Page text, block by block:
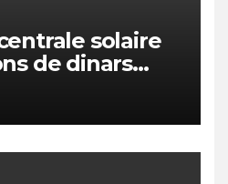
solaire
de dinars
la transition